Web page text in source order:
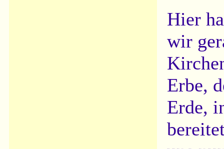
Hier
wir
Erbe,
Erde,